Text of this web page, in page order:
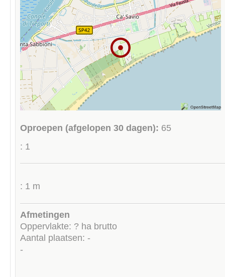
Oproepen (afgelopen 30 dagen): 65
: 1
: 1 m
Afmetingen
Oppervlakte: ? ha brutto
Aantal plaatsen: -
-